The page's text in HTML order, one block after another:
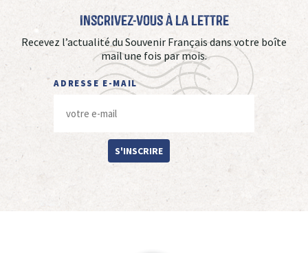
Inscrivez-vous à La Lettre
Recevez l’actualité du Souvenir Français dans votre boîte
mail une fois par mois.
ADRESSE E-MAIL
S'INSCRIRE